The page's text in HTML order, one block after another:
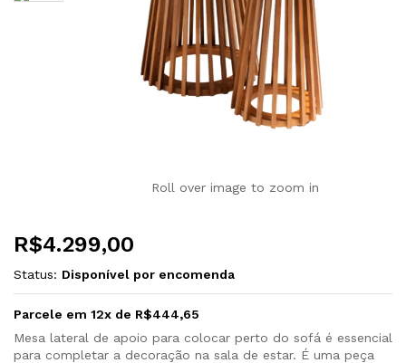
Roll over image to zoom in
R$4.299,00
Status: Disponível por encomenda
Parcele em 12x de R$444,65
Mesa lateral de apoio para colocar perto do sofá é essencial
para completar a decoração na sala de estar. É uma peça